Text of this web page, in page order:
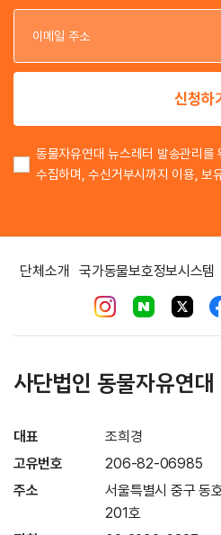
신청하
동물자유연대 뉴스레터 발송관리를
수집하며, 수신거부시까지 이용, 보
단체소개 국가동물보호정보시스템
사단법인 동물자유연대
대표
조희경
고유번호
206-82-06985
주소
서울특별시 중구 동
201호